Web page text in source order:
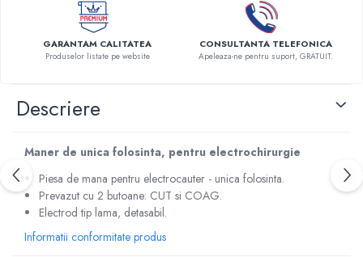
Adaptori/cuple
Capsule, filtre finale apa sterila
Prefiltre lavoare
Manere pentru electrocautere
Cabluri pentru pensele bipolare
Electrozi neutri
Electrocautere
Radiocautere
Aspiratoare de fum
Criocautere
GARANTAM CALITATEA
Produselor listate pe website
CONSULTANTA TELEFONICA
Apeleaza-ne pentru suport, GRATUIT.
Descriere
Maner de unica folosinta, pentru electrochirurgie
Piesa de mana pentru electrocauter - unica folosinta.
Prevazut cu 2 butoane: CUT si COAG.
Electrod tip lama, detasabil.
Informatii conformitate produs